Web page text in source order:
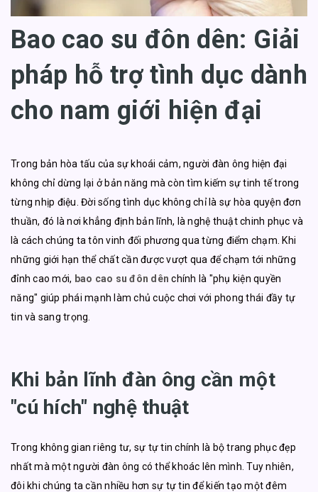
Bao cao su đôn dên: Giải
pháp hỗ trợ tình dục dành
cho nam giới hiện đại
Trong bản hòa tấu của sự khoái cảm, người đàn ông hiện đại
không chỉ dừng lại ở bản năng mà còn tìm kiếm sự tinh tế trong
từng nhịp điệu. Đời sống tình dục không chỉ là sự hòa quyện đơn
thuần, đó là nơi khẳng định bản lĩnh, là nghệ thuật chinh phục và
là cách chúng ta tôn vinh đối phương qua từng điểm chạm. Khi
những giới hạn thể chất cần được vượt qua để chạm tới những
đỉnh cao mới, bao cao su đôn dên chính là "phụ kiện quyền
năng" giúp phái mạnh làm chủ cuộc chơi với phong thái đầy tự
tin và sang trọng.
Khi bản lĩnh đàn ông cần một
"cú hích" nghệ thuật
Trong không gian riêng tư, sự tự tin chính là bộ trang phục đẹp
nhất mà một người đàn ông có thể khoác lên mình. Tuy nhiên,
đôi khi chúng ta cần nhiều hơn sự tự tin để kiến tạo một đêm